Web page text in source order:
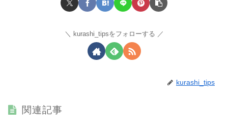
kurashi_tipsをフォローする
kurashi_tips
関連記事